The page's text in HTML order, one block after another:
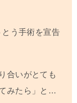
う手術を宣告
合いがとても
みたら」と…